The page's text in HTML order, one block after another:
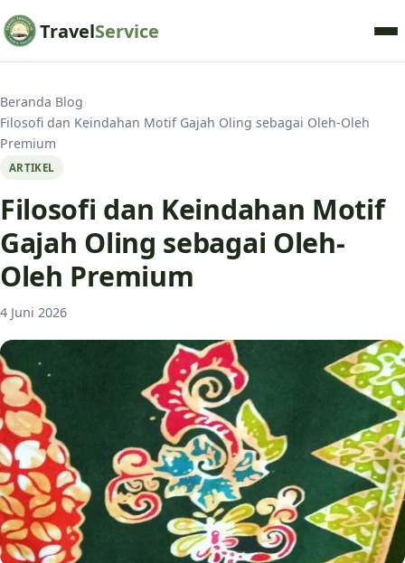
TravelService
Beranda›Blog›
Filosofi dan Keindahan Motif Gajah Oling sebagai Oleh-Oleh
Premium
ARTIKEL
Filosofi dan Keindahan Motif
Gajah Oling sebagai Oleh-
Oleh Premium
4 Juni 2026